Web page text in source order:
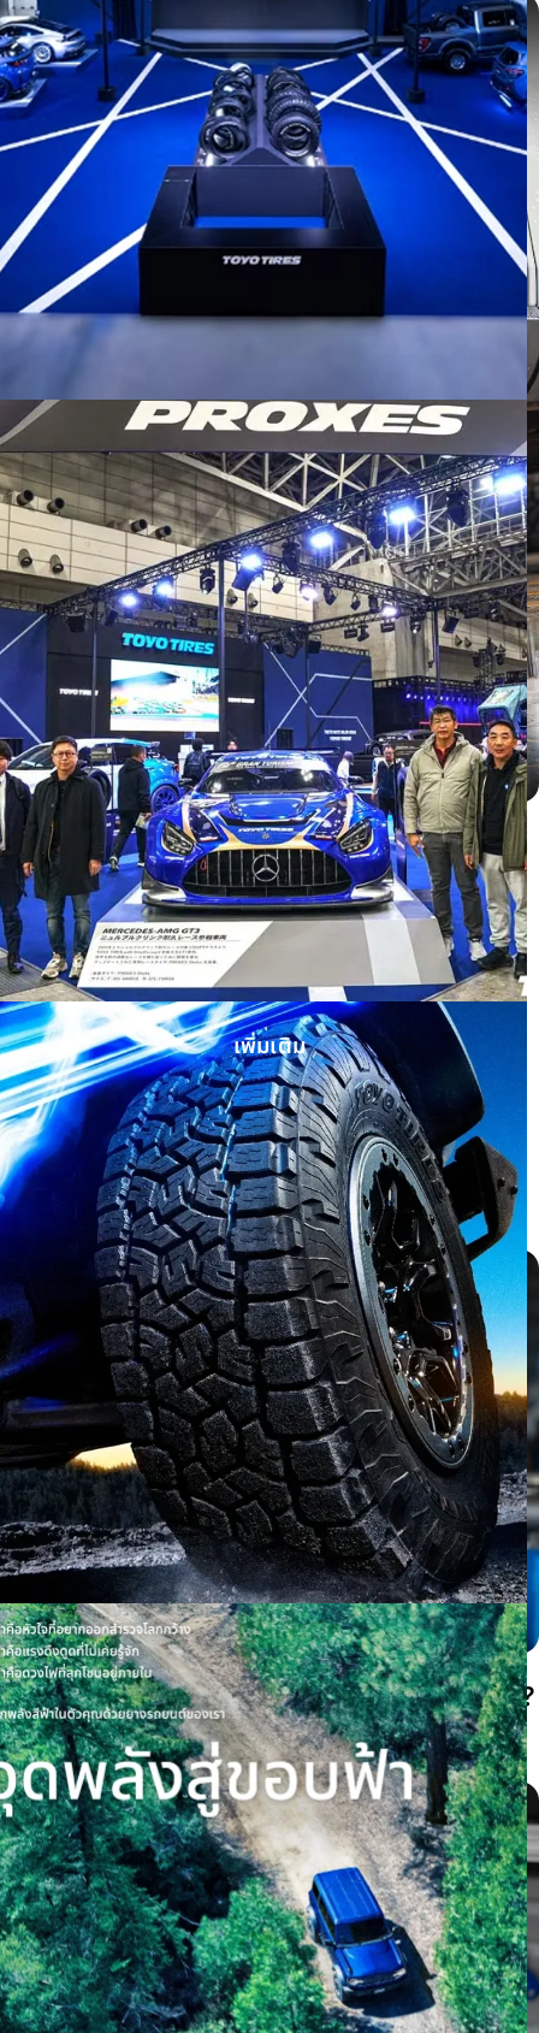
Honda HRV ติดตั้ง OPEN COUNTRY H/T
II WHITE LETTER
เพิ่มเติม
บทความ
ยางสึกตรงกลางหรือสึกขอบสองด้านเกิดจากอะไร?
เช็กลมยางก่อนต้องเปลี่ยนยาง